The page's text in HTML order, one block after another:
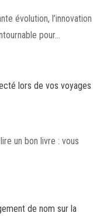
évolution, l’innovation
pour…
lors de vos voyages
un bon livre : vous
de nom sur la